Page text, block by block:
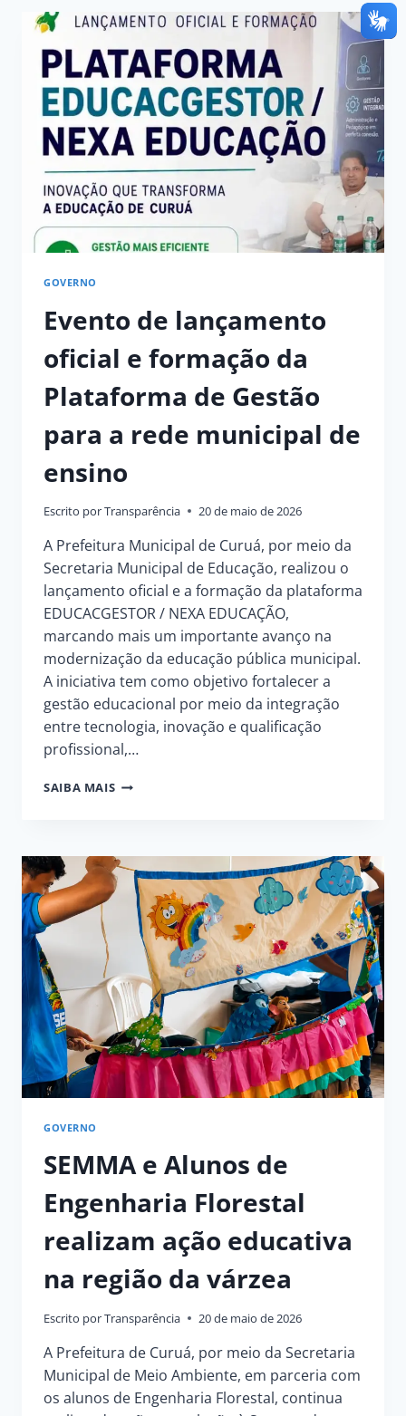
SEMINÁRIO
DE
ENFRENTAMENTO
REDUÇÃO
DA
MORTALIDADE
MATERNA
GOVERNO
Evento de lançamento
oficial e formação da
Plataforma de Gestão
para a rede municipal de
ensino
Escrito porTransparência 20 de maio de 2026
A Prefeitura Municipal de Curuá, por meio da
Secretaria Municipal de Educação, realizou o
lançamento oficial e a formação da plataforma
EDUCACGESTOR / NEXA EDUCAÇÃO,
marcando mais um importante avanço na
modernização da educação pública municipal.
A iniciativa tem como objetivo fortalecer a
gestão educacional por meio da integração
entre tecnologia, inovação e qualificação
profissional,…
SAIBA MAISEVENTO
E
FORMAÇÃO
DA
PLATAFORMA
GESTÃO
PARA
A
REDE
MUNICIPAL
DE
ENSINO
GOVERNO
SEMMA e Alunos de
Engenharia Florestal
realizam ação educativa
na região da várzea
Escrito porTransparência 20 de maio de 2026
A Prefeitura de Curuá, por meio da Secretaria
Municipal de Meio Ambiente, em parceria com
os alunos de Engenharia Florestal, continua